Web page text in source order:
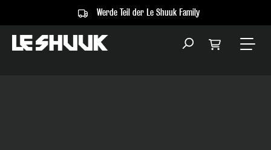
Werde Teil der Le Shuuk Family